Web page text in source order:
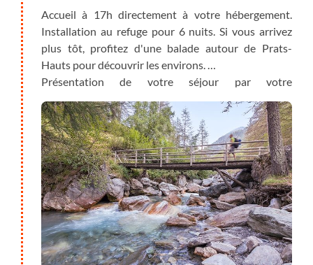
Accueil à 17h directement à votre hébergement.
Installation au refuge pour 6 nuits. Si vous arrivez
plus tôt, profitez d'une balade autour de Prats-
Hauts pour découvrir les environs.
Présentation de votre séjour par votre
accompagnateur en fin de journée.